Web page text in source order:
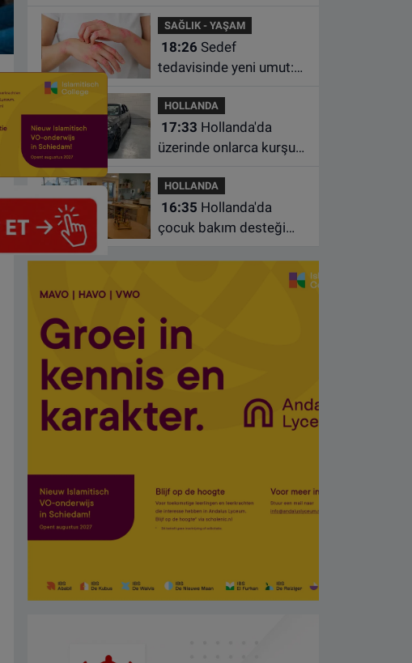
shoplara hayvan başına
1.500 euro ceza
SAĞLIK - YAŞAM
18:26
tedavisinde yeni umut:
iyileşmediği bulundu
HOLLANDA
17:33
üzerinde onlarca kurşun
euroya satışa çıktı
HOLLANDA
16:35
çocuk bakım desteği
hâlâ ek ödeme yapıyor